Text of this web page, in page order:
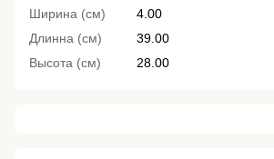
Ширина (см)
4.00
Длинна (см)
39.00
Высота (см)
28.00